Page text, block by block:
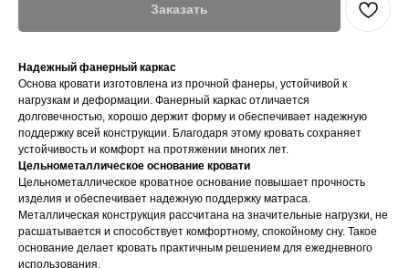
Заказать
Надежный фанерный каркас
Основа кровати изготовлена из прочной фанеры, устойчивой к
нагрузкам и деформации. Фанерный каркас отличается
долговечностью, хорошо держит форму и обеспечивает надежную
поддержку всей конструкции. Благодаря этому кровать сохраняет
устойчивость и комфорт на протяжении многих лет.
Цельнометаллическое основание кровати
Цельнометаллическое кроватное основание повышает прочность
изделия и обеспечивает надежную поддержку матраса.
Металлическая конструкция рассчитана на значительные нагрузки, не
расшатывается и способствует комфортному, спокойному сну. Такое
основание делает кровать практичным решением для ежедневного
использования.